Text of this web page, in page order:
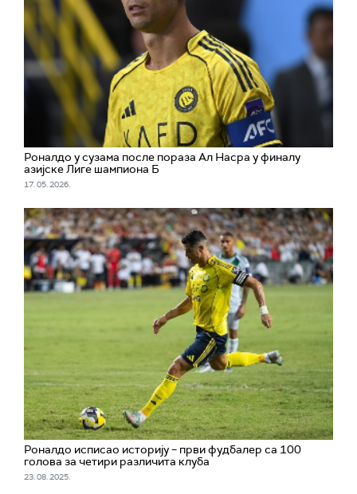
Роналдо у сузама после пораза Ал Насра у финалу
азијске Лиге шампиона Б
17. 05. 2026.
Роналдо исписао историју – први фудбалер са 100
голова за четири различита клуба
23. 08. 2025.